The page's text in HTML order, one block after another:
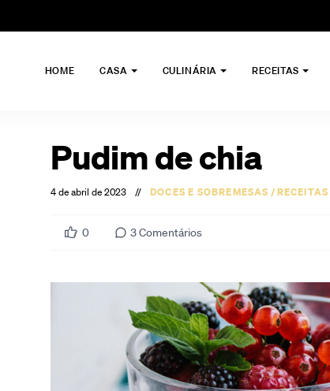
HOME CASA CULINÁRIA RECEITAS
Pudim de chia
4 de abril de 2023 // DOCES E SOBREMESAS /RECEITAS
0 3Comentários